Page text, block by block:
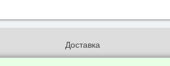
Доставка